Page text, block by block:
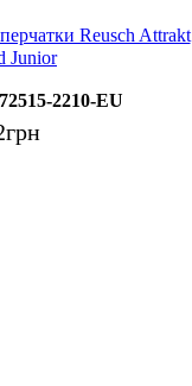
Reusch Attrakt
Junior
2210-EU
грн